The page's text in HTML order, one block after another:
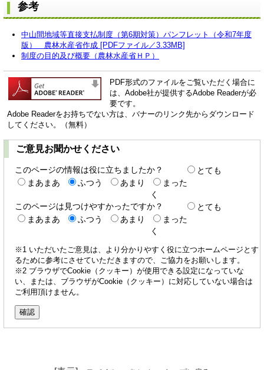
参考
中山間地域等直接支払制度（第6期対策）パンフレット（令和7年度
版） 農林水産省作成 [PDFファイル／3.33MB]
制度の目的及び概要（農林水産省ＨＰ）
PDF形式のファイルをご覧いただく場合に
は、Adobe社が提供するAdobe Readerが必
要です。
Adobe Readerをお持ちでない方は、バナーのリンク先からダウンロード
してください。（無料）
ご意見お聞かせください
このページの情報は役に立ちましたか？
とても
まあまあ
ふつう あまり
まった
く
このページは見つけやすかったですか？
とても
まあまあ
ふつう あまり
まった
く
※1 いただいたご意見は、より分かりやすく役に立つホームページとす
るために参考にさせていただきますので、ご協力をお願いします。
※2 ブラウザでCookie（クッキー）が使用できる設定になっていな
い、または、ブラウザがCookie（クッキー）に対応していない場合は
ご利用頂けません。